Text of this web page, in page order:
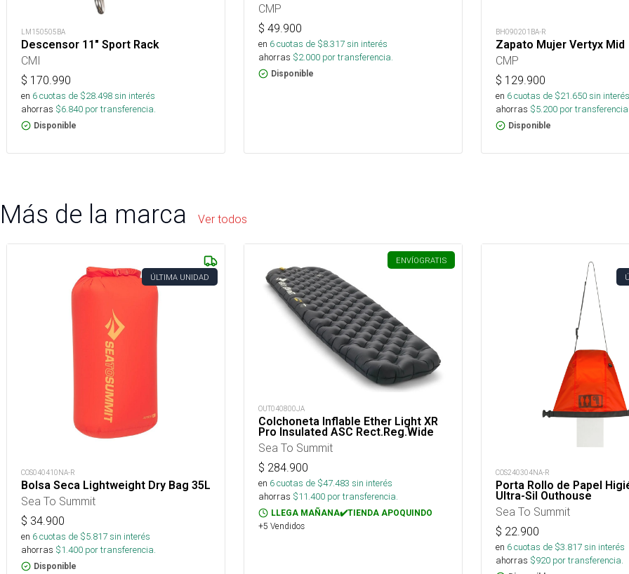
LM150505BA
Descensor 11" Sport Rack
CMI
$ 170.990
en 6cuotas de $28.498sin interés
ahorras $6.840 por transferencia.
Disponible
CMP
$ 49.900
en 6cuotas de $8.317sin interés
ahorras $2.000 por transferencia.
Disponible
BH090201BA-R
Zapato Mujer Vertyx Mid
CMP
$ 129.900
en 6cuotas de $21.650sin interés
ahorras $5.200 por
Disponible
Más de la marca Ver todos
ÚLTIMA UNIDAD
COS040410NA-R
Bolsa Seca Lightweight Dry Bag 35L
Sea To Summit
$ 34.900
en 6cuotas de $5.817sin interés
ahorras $1.400 por transferencia.
Disponible
ENVÍOGRATIS
OUT040800JA
Colchoneta Inflable Ether Light XR
Pro Insulated ASC Rect.Reg.Wide
Sea To Summit
$ 284.900
en 6cuotas de $47.483 sin interés
ahorras $11.400 por transferencia.
LLEGA MAÑANA✔️TIENDA APOQUINDO
+5 Vendidos
COS240304NA-R
Porta Rollo de Papel
Ultra-Sil Outhouse
Sea To Summit
$ 22.900
en 6cuotas de $3.817sin interés
ahorras $920 por transferencia.